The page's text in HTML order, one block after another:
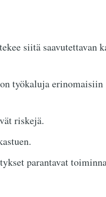
siitä saavutettavan
työkaluja erinomaisiin
riskejä.
parantavat